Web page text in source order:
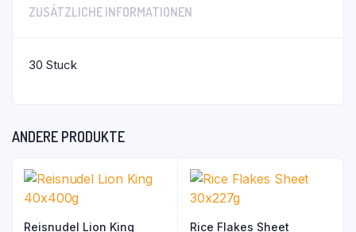
ZUSÄTZLICHE INFORMATIONEN
30 Stuck
ANDERE PRODUKTE
Reisnudel Lion King Rice Flakes Sheet